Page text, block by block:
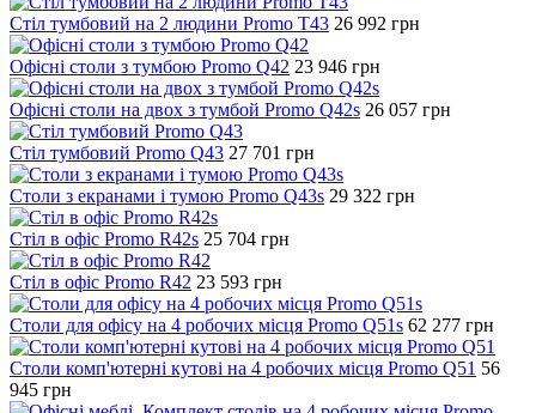
Стіл тумбовий на 2 людини Promo T43 26 992 грн
Офісні столи з тумбою Promo Q42 23 946 грн
Офісні столи на двох з тумбой Promo Q42s 26 057 грн
Стіл тумбовий Promo Q43 27 701 грн
Столи з екранами і тумою Promo Q43s 29 322 грн
Стіл в офіс Promo R42s 25 704 грн
Стіл в офіс Promo R42 23 593 грн
Столи для офісу на 4 робочих місця Promo Q51s 62 277 грн
Столи комп'ютерні кутові на 4 робочих місця Promo Q51 56
945 грн